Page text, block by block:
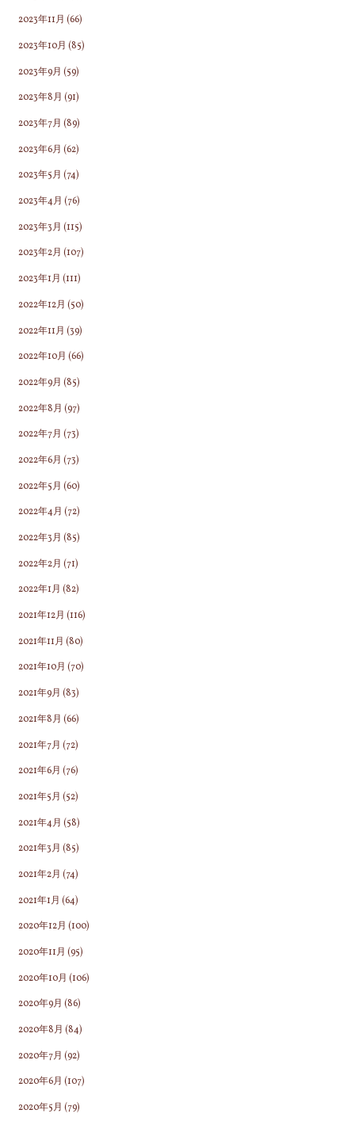
2023年11月 (66)
2023年10月 (85)
2023年9月 (59)
2023年8月 (91)
2023年7月 (89)
2023年6月 (62)
2023年5月 (74)
2023年4月 (76)
2023年3月 (115)
2023年2月 (107)
2023年1月 (111)
2022年12月 (50)
2022年11月 (39)
2022年10月 (66)
2022年9月 (85)
2022年8月 (97)
2022年7月 (73)
2022年6月 (73)
2022年5月 (60)
2022年4月 (72)
2022年3月 (85)
2022年2月 (71)
2022年1月 (82)
2021年12月 (116)
2021年11月 (80)
2021年10月 (70)
2021年9月 (83)
2021年8月 (66)
2021年7月 (72)
2021年6月 (76)
2021年5月 (52)
2021年4月 (58)
2021年3月 (85)
2021年2月 (74)
2021年1月 (64)
2020年12月 (100)
2020年11月 (95)
2020年10月 (106)
2020年9月 (86)
2020年8月 (84)
2020年7月 (92)
2020年6月 (107)
2020年5月 (79)